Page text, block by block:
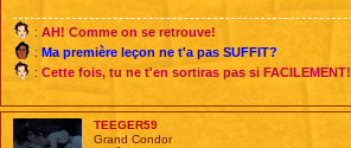
: AH! Comme on se retrouve!
: Ma première leçon ne t'a pas SUFFIT?
: Cette fois, tu ne t'en sortiras pas si FACILEMENT!
TEEGER59
Grand Condor